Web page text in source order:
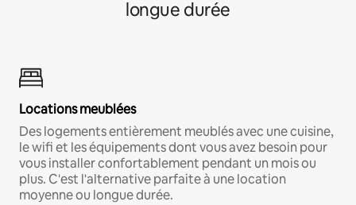
longue durée
Locations meublées
Des logements entièrement meublés avec une cuisine,
le wifi et les équipements dont vous avez besoin pour
vous installer confortablement pendant un mois ou
plus. C'est l'alternative parfaite à une location
moyenne ou longue durée.